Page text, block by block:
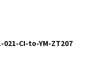
021-CI-to-YM-ZT207